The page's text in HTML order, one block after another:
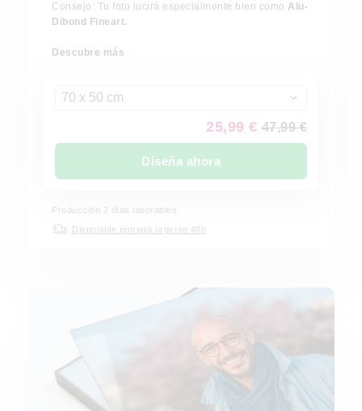
Consejo: Tu foto lucirá especialmente bien como Alu-
Dibond Fineart.
Descubre más
70 x 50 cm
25,99 € 47,99 €
Diseña ahora
Producción 2 días laborables
Disponible entrega urgente 48h